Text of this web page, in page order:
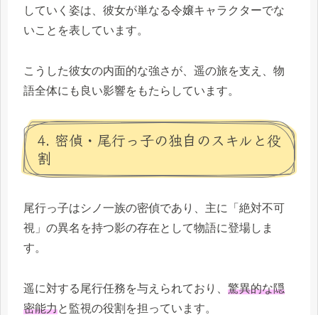
していく姿は、彼女が単なる令嬢キャラクターでな
いことを表しています。
こうした彼女の内面的な強さが、遥の旅を支え、物
語全体にも良い影響をもたらしています。
4. 密偵・尾行っ子の独自のスキルと役
割
尾行っ子はシノ一族の密偵であり、主に「絶対不可
視」の異名を持つ影の存在として物語に登場しま
す。
遥に対する尾行任務を与えられており、 驚異的な隠
密能力と監視の役割を担っています。